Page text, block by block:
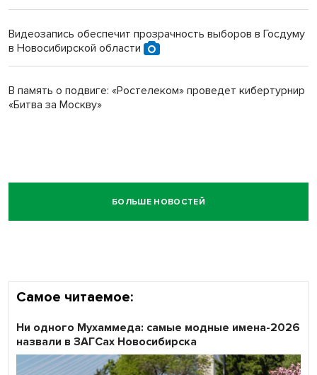
Видеозапись обеспечит прозрачность выборов в Госдуму
в Новосибирской области
В память о подвиге: «Ростелеком» проведет кибертурнир
«Битва за Москву»
БОЛЬШЕ НОВОСТЕЙ
Самое читаемое:
Ни одного Мухаммеда: самые модные имена-2026
назвали в ЗАГСах Новосибирска